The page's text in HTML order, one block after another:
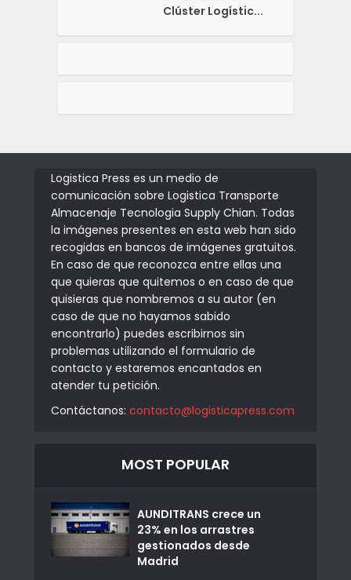
Clúster Logístic...
Logistica Press es un medio de
comunicación sobre Logistica Transporte
Almacenaje Tecnologia Supply Chian. Todas
la imágenes presentes en esta web han sido
recogidas en bancos de imágenes gratuitos.
En caso de que reconozca entre ellas una
que quieras que quitemos o en caso de que
quisieras que nombremos a su autor (en
caso de que no hayamos sabido
encontrarlo) puedes escribirnos sin
problemas utilizando el formulario de
contacto y estaremos encantados en
atender tu petición.
Contáctanos: contacto@logisticapress.com
MOST POPULAR
AUNDITRANS crece un
23% en los arrastres
gestionados desde
Madrid